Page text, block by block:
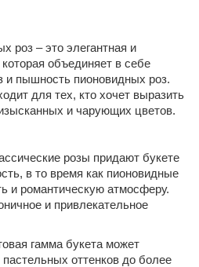
роз – это элегантная и
объединяет в себе
и пышность пионовидных роз.
для тех, кто хочет выразить
и чарующих цветов.
розы придают букете
в то время как пионовидные
и романтическую атмосферу.
и привлекательное
гамма букета может
оттенков до более